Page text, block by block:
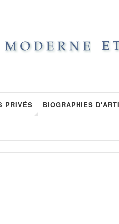
PRIVÉS BIOGRAPHIES